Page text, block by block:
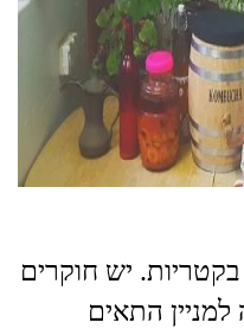
בקטריות. יש חוקרים
התאים